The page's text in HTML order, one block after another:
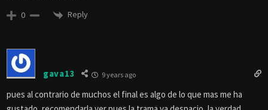
0 Reply
gava13 9 years ago
pues al contrario de muchos el final es algo de lo que mas me ha